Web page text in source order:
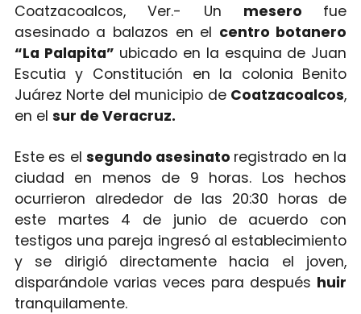
Coatzacoalcos, Ver.- Un mesero fue
asesinado a balazos en el centro botanero
“La Palapita” ubicado en la esquina de Juan
Escutia y Constitución en la colonia Benito
Juárez Norte del municipio de Coatzacoalcos,
en el sur de Veracruz.
Este es el segundo asesinato registrado en la
ciudad en menos de 9 horas. Los hechos
ocurrieron alrededor de las 20:30 horas de
este martes 4 de junio de acuerdo con
testigos una pareja ingresó al establecimiento
y se dirigió directamente hacia el joven,
disparándole varias veces para después huir
tranquilamente.